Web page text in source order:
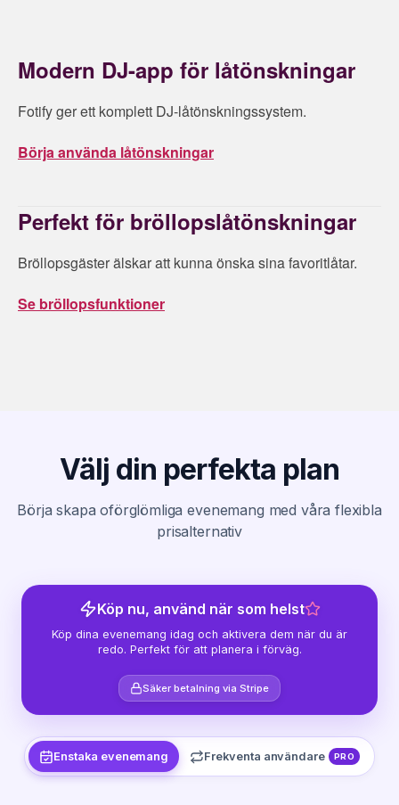
Modern DJ-app för låtönskningar
Fotify ger ett komplett DJ-låtönskningssystem.
Börja använda låtönskningar
Perfekt för bröllopslåtönskningar
Bröllopsgäster älskar att kunna önska sina favoritlåtar.
Se bröllopsfunktioner
Välj din perfekta plan
Börja skapa oförglömliga evenemang med våra flexibla
prisalternativ
Köp nu, använd när som helst
Köp dina evenemang idag och aktivera dem när du är
redo. Perfekt för att planera i förväg.
Säker betalning via Stripe
Enstaka evenemang Frekventa användare PRO